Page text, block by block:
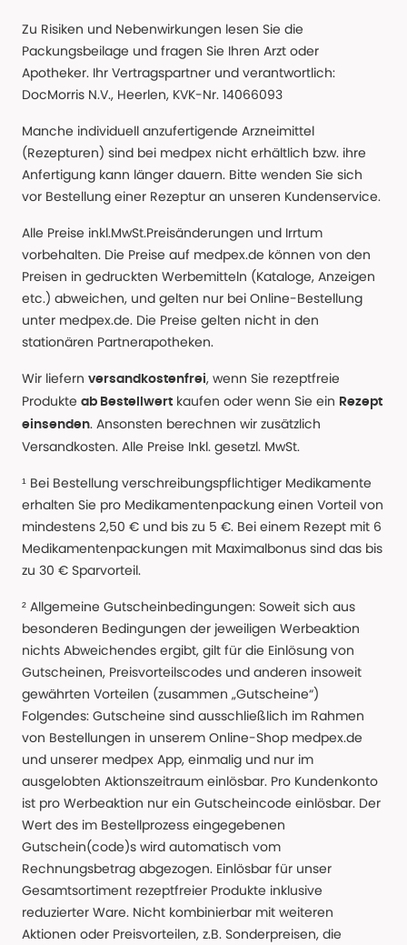
Zu Risiken und Nebenwirkungen lesen Sie die
Packungsbeilage und fragen Sie Ihren Arzt oder
Apotheker. Ihr Vertragspartner und verantwortlich:
DocMorris N.V., Heerlen, KVK-Nr. 14066093
Manche individuell anzufertigende Arzneimittel
(Rezepturen) sind bei medpex nicht erhältlich bzw. ihre
Anfertigung kann länger dauern. Bitte wenden Sie sich
vor Bestellung einer Rezeptur an unseren Kundenservice.
Alle Preise inkl.MwSt.Preisänderungen und Irrtum
vorbehalten. Die Preise auf medpex.de können von den
Preisen in gedruckten Werbemitteln (Kataloge, Anzeigen
etc.) abweichen, und gelten nur bei Online-Bestellung
unter medpex.de. Die Preise gelten nicht in den
stationären Partnerapotheken.
Wir liefern versandkostenfrei, wenn Sie rezeptfreie
Produkte ab Bestellwert kaufen oder wenn Sie ein Rezept
einsenden. Ansonsten berechnen wir zusätzlich
Versandkosten. Alle Preise Inkl. gesetzl. MwSt.
¹ Bei Bestellung verschreibungspflichtiger Medikamente
erhalten Sie pro Medikamentenpackung einen Vorteil von
mindestens 2,50 € und bis zu 5 €. Bei einem Rezept mit 6
Medikamentenpackungen mit Maximalbonus sind das bis
zu 30 € Sparvorteil.
² Allgemeine Gutscheinbedingungen: Soweit sich aus
besonderen Bedingungen der jeweiligen Werbeaktion
nichts Abweichendes ergibt, gilt für die Einlösung von
Gutscheinen, Preisvorteilscodes und anderen insoweit
gewährten Vorteilen (zusammen „Gutscheine“)
Folgendes: Gutscheine sind ausschließlich im Rahmen
von Bestellungen in unserem Online-Shop medpex.de
und unserer medpex App, einmalig und nur im
ausgelobten Aktionszeitraum einlösbar. Pro Kundenkonto
ist pro Werbeaktion nur ein Gutscheincode einlösbar. Der
Wert des im Bestellprozess eingegebenen
Gutschein(code)s wird automatisch vom
Rechnungsbetrag abgezogen. Einlösbar für unser
Gesamtsortiment rezeptfreier Produkte inklusive
reduzierter Ware. Nicht kombinierbar mit weiteren
Aktionen oder Preisvorteilen, z.B. Sonderpreisen, die